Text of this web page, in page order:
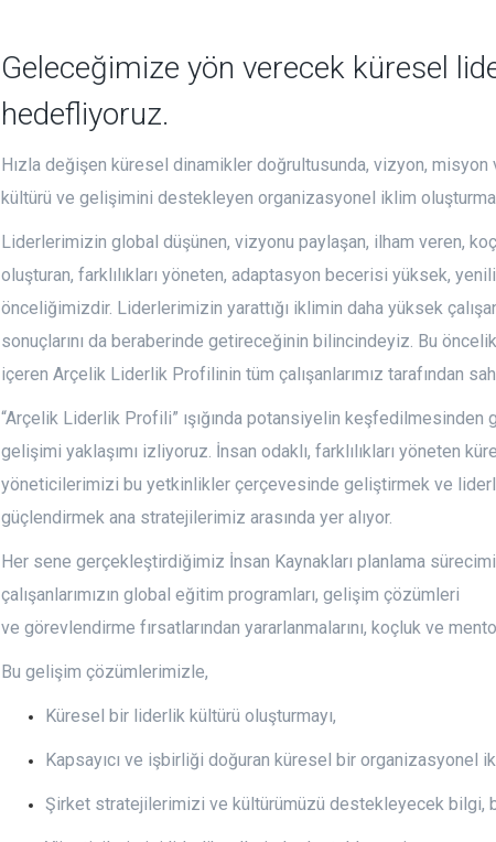
Geleceğimize yön verecek küresel
hedefliyoruz.
Hızla değişen küresel dinamikler doğrultusunda, vizyon,
kültürü ve gelişimini destekleyen organizasyonel iklim
Liderlerimizin global düşünen, vizyonu paylaşan, ilham veren,
oluşturan, farklılıkları yöneten, adaptasyon becerisi yüksek,
önceliğimizdir. Liderlerimizin yarattığı iklimin daha yüksek
sonuçlarını da beraberinde getireceğinin bilincindeyiz. Bu
içeren Arçelik Liderlik Profilinin tüm çalışanlarımız tarafından
“Arçelik Liderlik Profili” ışığında potansiyelin
gelişimi yaklaşımı izliyoruz. İnsan odaklı, farklılıkları yöneten
yöneticilerimizi bu yetkinlikler çerçevesinde geliştirmek ve
güçlendirmek ana stratejilerimiz arasında yer alıyor.
Her sene gerçekleştirdiğimiz İnsan Kaynakları planlama
çalışanlarımızın global eğitim programları, gelişim çözümleri
ve görevlendirme fırsatlarından yararlanmalarını, koçluk ve
Bu gelişim çözümlerimizle,
Küresel bir liderlik kültürü oluşturmayı,
Kapsayıcı ve işbirliği doğuran küresel bir organizasyonel
Şirket stratejilerimizi ve kültürümüzü destekleyecek bilgi,